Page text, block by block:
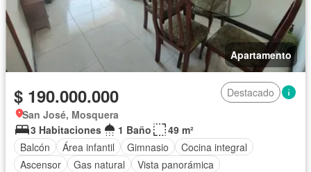
Apartamento
$ 190.000.000
Destacado
San José, Mosquera
3 Habitaciones
1 Baño
49 m²
Balcón
Área infantil Gimnasio
Cocina integral
Ascensor
Gas natural
Vista panorámica